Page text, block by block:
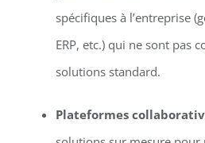
spécifiques à l’entreprise
ERP, etc.) qui ne sont pas
solutions standard.
Plateformes